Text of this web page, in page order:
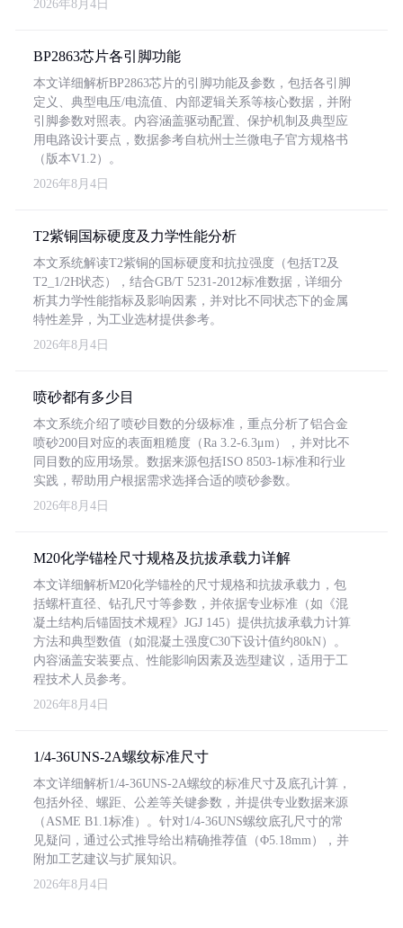
2026年8月4日
BP2863芯片各引脚功能
本文详细解析BP2863芯片的引脚功能及参数，包括各引脚
定义、典型电压/电流值、内部逻辑关系等核心数据，并附
引脚参数对照表。内容涵盖驱动配置、保护机制及典型应
用电路设计要点，数据参考自杭州士兰微电子官方规格书
（版本V1.2）。
2026年8月4日
T2紫铜国标硬度及力学性能分析
本文系统解读T2紫铜的国标硬度和抗拉强度（包括T2及
T2_1/2H状态），结合GB/T 5231-2012标准数据，详细分
析其力学性能指标及影响因素，并对比不同状态下的金属
特性差异，为工业选材提供参考。
2026年8月4日
喷砂都有多少目
本文系统介绍了喷砂目数的分级标准，重点分析了铝合金
喷砂200目对应的表面粗糙度（Ra 3.2-6.3μm），并对比不
同目数的应用场景。数据来源包括ISO 8503-1标准和行业
实践，帮助用户根据需求选择合适的喷砂参数。
2026年8月4日
M20化学锚栓尺寸规格及抗拔承载力详解
本文详细解析M20化学锚栓的尺寸规格和抗拔承载力，包
括螺杆直径、钻孔尺寸等参数，并依据专业标准（如《混
凝土结构后锚固技术规程》JGJ 145）提供抗拔承载力计算
方法和典型数值（如混凝土强度C30下设计值约80kN）。
内容涵盖安装要点、性能影响因素及选型建议，适用于工
程技术人员参考。
2026年8月4日
1/4-36UNS-2A螺纹标准尺寸
本文详细解析1/4-36UNS-2A螺纹的标准尺寸及底孔计算，
包括外径、螺距、公差等关键参数，并提供专业数据来源
（ASME B1.1标准）。针对1/4-36UNS螺纹底孔尺寸的常
见疑问，通过公式推导给出精确推荐值（Φ5.18mm），并
附加工艺建议与扩展知识。
2026年8月4日